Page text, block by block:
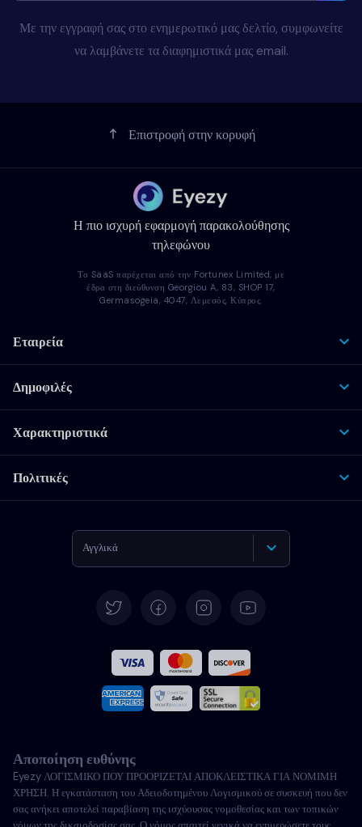
Με την εγγραφή σας στο ενημερωτικό μας δελτίο, συμφωνείτε
να λαμβάνετε τα διαφημιστικά μας email.
Επιστροφή στην κορυφή
Η πιο ισχυρή εφαρμογή παρακολούθησης
τηλεφώνου
Το SaaS παρέχεται από την Fortunex Limited, με
έδρα στη διεύθυνση Georgiou A, 83, SHOP 17,
Germasogeia, 4047, Λεμεσός, Κύπρος.
Εταιρεία
Δημοφιλές
Χαρακτηριστικά
Πολιτικές
Αγγλικά
Γαλλικά
Ιταλικά
Πορτογαλικά
Türkçe
Αποποίηση ευθύνης
Eyezy ΛΟΓΙΣΜΙΚΟ ΠΟΥ ΠΡΟΟΡΙΖΕΤΑΙ ΑΠΟΚΛΕΙΣΤΙΚΑ ΓΙΑ ΝΟΜΙΜΗ
ΧΡΗΣΗ. Η εγκατάσταση του Αδειοδοτημένου Λογισμικού σε συσκευή που δεν
σας ανήκει αποτελεί παραβίαση της ισχύουσας νομοθεσίας και των τοπικών